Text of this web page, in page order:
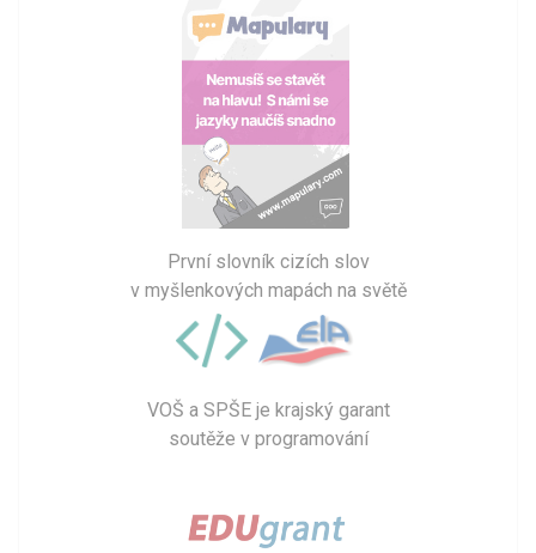
První slovník cizích slov
v myšlenkových mapách na světě
VOŠ a SPŠE je krajský garant
soutěže v programování